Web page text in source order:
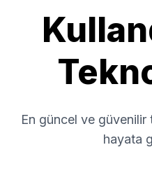
En güncel ve
hayata